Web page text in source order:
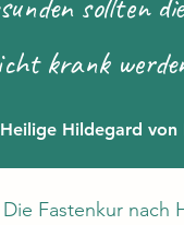
krank
Heilige Hildegard von
Die Fastenkur nach